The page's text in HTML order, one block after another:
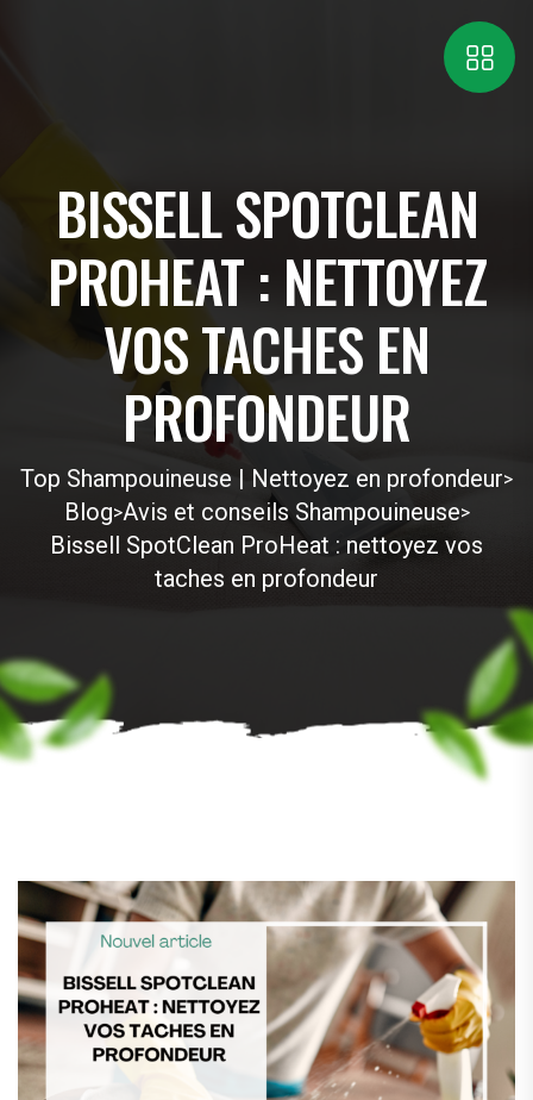
BISSELL SPOTCLEAN
PROHEAT : NETTOYEZ
VOS TACHES EN
PROFONDEUR
Top Shampouineuse | Nettoyez en profondeur>
Blog>Avis et conseils Shampouineuse>
Bissell SpotClean ProHeat : nettoyez vos
taches en profondeur